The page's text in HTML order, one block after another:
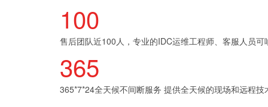
100
售后团队近100人，专业的IDC运维工程师、客服人员可
365
365*7*24全天候不间断服务 提供全天候的现场和远程技